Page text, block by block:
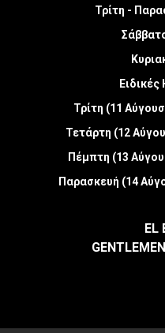
Τρίτη -
Τρίτη (11
Τετάρτη (12
Πέμπτη (13
Παρασκευή (14
EL